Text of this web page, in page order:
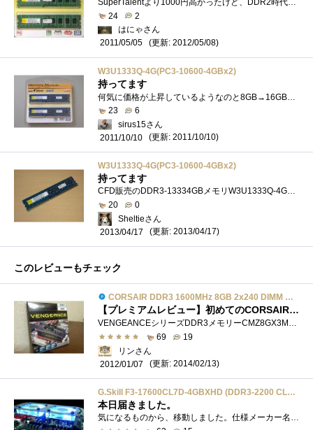
SuperTalentより1000円高かったけど、DDR2時代に具合がよかったので、これを選択。9-9-9-24の定格動作で、元気に動いてます。現在はメインマシンから�...
24
2
はにゃさん
2011/05/05
(更新: 2012/05/08)
W3U1333Q-4G(PC3-10600-4GBx2)
持ってます
23
6
sirus15さん
2011/10/10
(更新: 2011/10/10)
W3U1333Q-4G(PC3-10600-4GBx2)
持ってます
CFD販売のDDR3-13334GBメモリW3U1333Q-4Gの片割れのジャンク品をKGTDDR3-13334GBと組み合わせてデュアルチャンネル用に購入してみました。価格は525円です。...
20
0
Sheltieさん
2013/04/17
(更新: 2013/04/17)
このレビューもチェック
CORSAIR DDR3 1600MHz 8GB 2x240 DIMM Unbuffered 9-9-9-24 Vengeance CMZ8GX3M2A1600C9
【プレミアムレビュー】初めてのCORSAIRメモリー！【更新日 2014/02/13】
VENGEANCEシリーズDDR3メモリーCMZ8GX3M2A1600C9 「あなたのオーバークロックを強力サポート！〜CORSAIR〜」に当選させて頂きました。 選んで�...
69
19
リンさん
2012/01/07
(更新: 2014/02/13)
G.Skill F3-17600CL7D-4GBXHD (DDR3-2200 CL7 2GB×2)
本日届きました。
気になるものから、移動しました。仕様メーカー名:G.Skill (ジースキル)型番:F3-17600CL7D-4GBXHD新型メモリファン付き容量:4GB(2GBx2)速度:2200MHzDDR3(PC3-1760...